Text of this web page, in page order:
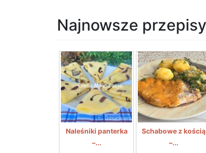
Najnowsze przepisy
Naleśniki panterka
–...
Schabowe z kością
–...